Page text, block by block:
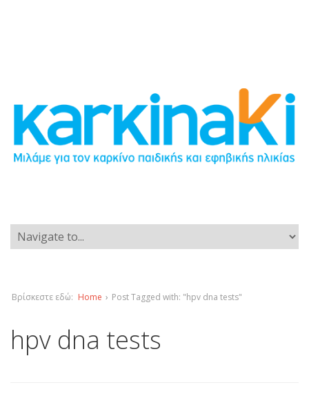
Βρίσκεστε εδώ: Home › Post Tagged with: "hpv dna tests"
hpv dna tests